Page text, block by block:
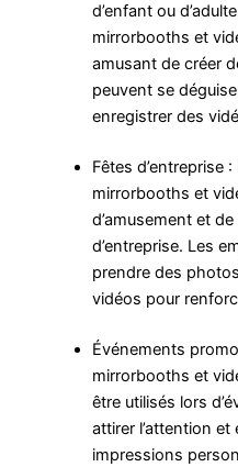
d’enfant ou
mirrorbooths et
amusant de créer
peuvent se
enregistrer des
Fêtes d’entreprise
mirrorbooths et
d’amusement et
d’entreprise. Les
prendre des
vidéos pour
Événements
mirrorbooths et
être utilisés lors
attirer l’attention
impressions